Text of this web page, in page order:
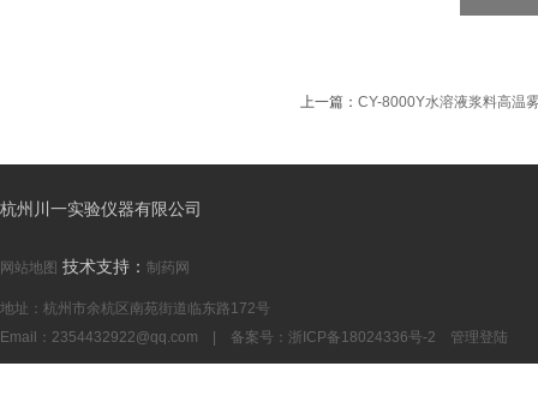
上一篇： CY-8000Y水溶液浆料高温
杭州川一实验仪器有限公司
网站地图 技术支持： 制药网
地址：杭州市余杭区南苑街道临东路172号
Email： 2354432922@qq.com | 备案号： 浙ICP备18024336号-2 管理登陆